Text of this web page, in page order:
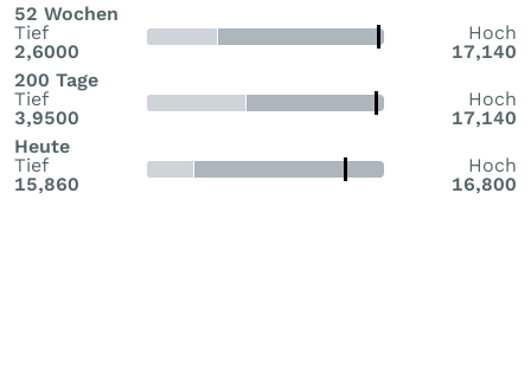
52 Wochen
Tief
2,6000
Hoch
17,140
200 Tage
Tief
3,9500
Hoch
17,140
Heute
Tief
15,860
Hoch
16,800